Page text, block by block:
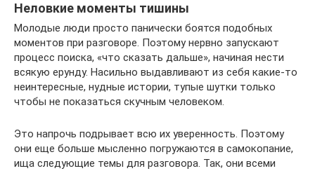
Неловкие моменты тишины
Молодые люди просто панически боятся подобных
моментов при разговоре. Поэтому нервно запускают
процесс поиска, «что сказать дальше», начиная нести
всякую ерунду. Насильно выдавливают из себя какие-то
неинтересные, нудные истории, тупые шутки только
чтобы не показаться скучным человеком.
Это напрочь подрывает всю их уверенность. Поэтому
они еще больше мысленно погружаются в самокопание,
ища следующие темы для разговора. Так, они всеми